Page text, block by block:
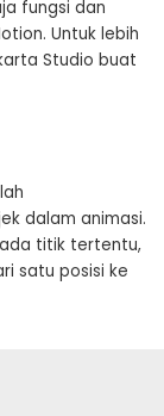
fungsi dan
Untuk lebih
Studio buat
dalam animasi.
titik tertentu,
satu posisi ke